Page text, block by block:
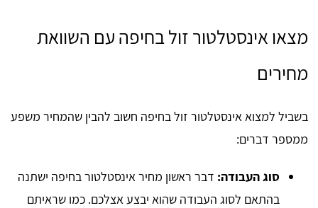
מצאו אינסטלטור זול בחיפה עם השוואת
מחירים
בשביל למצוא אינסטלטור זול בחיפה חשוב להבין שהמחיר משפע
ממספר דברים:
סוג העבודה: דבר ראשון מחיר אינסטלטור בחיפה ישתנה
בהתאם לסוג העבודה שהוא יבצע אצלכם. כמו שראיתם